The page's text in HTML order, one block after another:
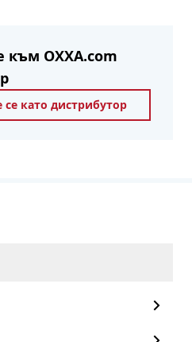
към OXXA.com
се като дистрибутор
повече за